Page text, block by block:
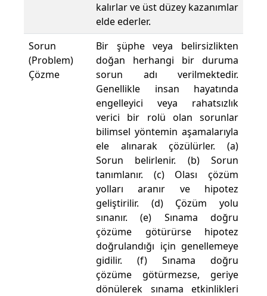
kalırlar ve üst düzey kazanımlar
elde ederler.
Sorun
(Problem)
Çözme
Bir şüphe veya belirsizlikten
doğan herhangi bir duruma
sorun adı verilmektedir.
Genellikle insan hayatında
engelleyici veya rahatsızlık
verici bir rolü olan sorunlar
bilimsel yöntemin aşamalarıyla
ele alınarak çözülürler. (a)
Sorun belirlenir. (b) Sorun
tanımlanır. (c) Olası çözüm
yolları aranır ve hipotez
geliştirilir. (d) Çözüm yolu
sınanır. (e) Sınama doğru
çözüme götürürse hipotez
doğrulandığı için genellemeye
gidilir. (f) Sınama doğru
çözüme götürmezse, geriye
dönülerek sınama etkinlikleri